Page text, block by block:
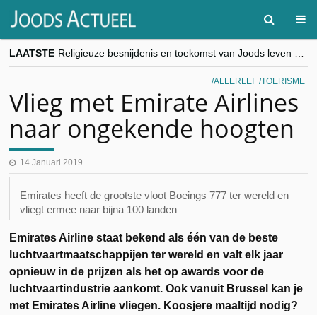
LAATSTE
“Besnijdenisdebat toont hoe moeilijk seculiere Westen minderheden begrijpt”, Jinnih Beels (Vooruit)
CITYTRIP | ROEMENIË – Boekarest: de verrassing van Oost-Europa
goKosher lanceert nieuwe website en samenwerking met Mishpacha voor kosher travel en simchas wereldwijd
ALLERLEI TOERISME
Vlieg met Emirate Airlines
naar ongekende hoogten
14 Januari 2019
Emirates heeft de grootste vloot Boeings 777 ter wereld en
vliegt ermee naar bijna 100 landen
Emirates Airline staat bekend als één van de beste
luchtvaartmaatschappijen ter wereld en valt elk jaar
opnieuw in de prijzen als het op awards voor de
luchtvaartindustrie aankomt. Ook vanuit Brussel kan je
met Emirates Airline vliegen. Koosjere maaltijd nodig?